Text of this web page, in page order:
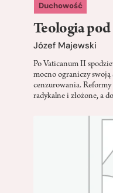
Duchowość
Teologia
Józef Majewski
Po Vaticanum II
mocno ograniczy
cenzurowania. Reformy
radykalne i złożone, a